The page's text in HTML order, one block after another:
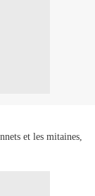
et les mitaines,